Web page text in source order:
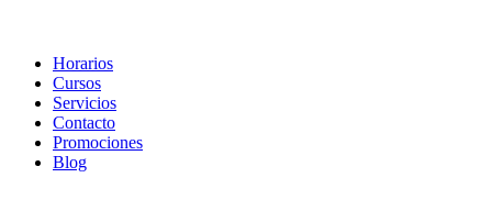
Horarios
Cursos
Servicios
Contacto
Promociones
Blog